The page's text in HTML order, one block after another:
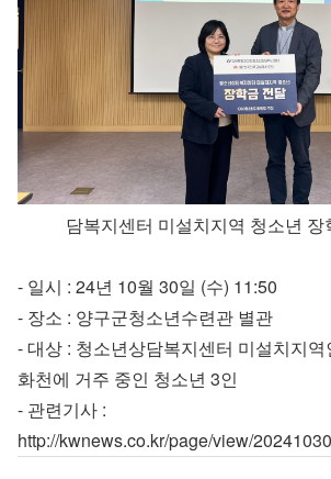
담복지센터 미설치지역 청소년 장
- 일시 : 24년 10월 30일 (수) 11:50
- 장소 : 양구군청소년수련관 별관
- 대상 : 청소년상담복지센터 미설치지역
화천에 거주 중인 청소년 3인
- 관련기사 :
http://kwnews.co.kr/page/view/